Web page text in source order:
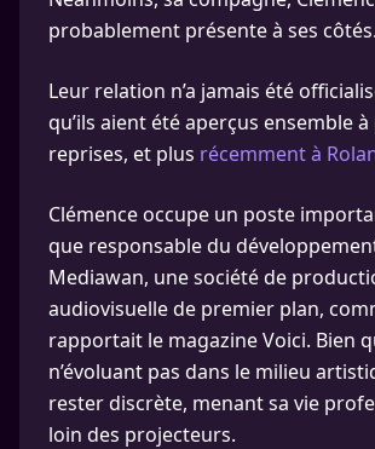
probablement présente à ses côtés.
Leur relation n’a jamais été
qu’ils aient été aperçus ensemble
reprises, et plus récemment à
Clémence occupe un poste
que responsable du
Mediawan, une société de
audiovisuelle de premier plan,
rapportait le magazine Voici. Bien
n’évoluant pas dans le milieu
rester discrète, menant sa vie
loin des projecteurs.